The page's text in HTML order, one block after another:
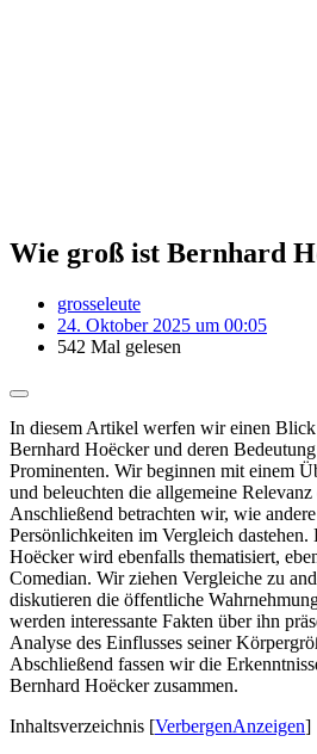
Wie groß ist Bernhard
grosseleute
24. Oktober 2025 um 00:05
542 Mal gelesen
In diesem Artikel werfen wir einen
Bernhard Hoëcker und deren
Prominenten. Wir beginnen mit einem
und beleuchten die allgemeine
Anschließend betrachten wir, wie
Persönlichkeiten im Vergleich
Hoëcker wird ebenfalls thematisiert,
Comedian. Wir ziehen Vergleiche zu
diskutieren die öffentliche
werden interessante Fakten über ihn
Analyse des Einflusses seiner
Abschließend fassen wir die
Bernhard Hoëcker zusammen.
Inhaltsverzeichnis [VerbergenAnzeigen]